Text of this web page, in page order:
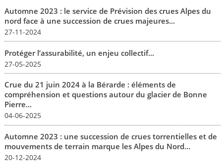
Automne 2023 : le service de Prévision des crues Alpes du
nord face à une succession de crues majeures...
27-11-2024
Protéger l’assurabilité, un enjeu collectif...
27-05-2025
Crue du 21 juin 2024 à la Bérarde : éléments de
compréhension et questions autour du glacier de Bonne
Pierre...
04-06-2025
Automne 2023 : une succession de crues torrentielles et de
mouvements de terrain marque les Alpes du Nord...
20-12-2024